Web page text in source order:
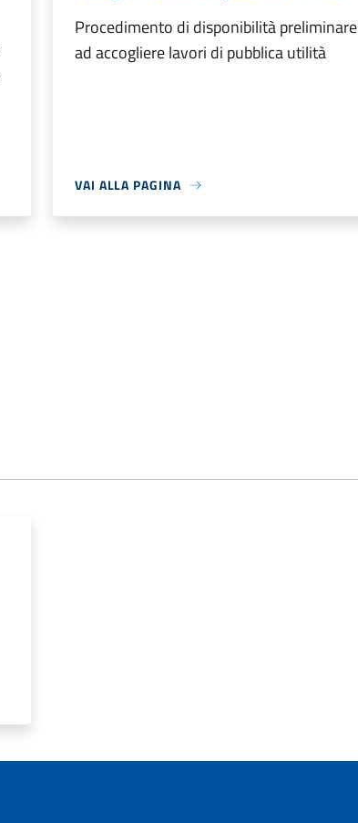
Procedimento di disponibilità preliminare
ad accogliere lavori di pubblica utilità
VAI ALLA PAGINA